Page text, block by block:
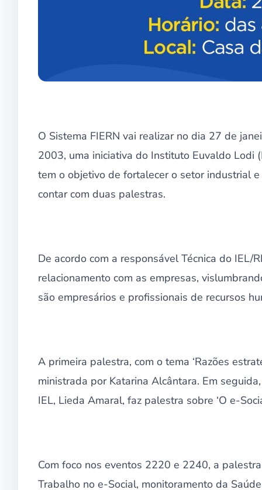
O Sistema FIERN vai realizar no dia 27 de
2003, uma iniciativa do Instituto Euvaldo Lodi
tem o objetivo de fortalecer o setor industrial
contar com duas palestras.
De acordo com a responsável Técnica do IEL/
relacionamento com as empresas,
são empresários e profissionais de recursos
A primeira palestra, com o tema ‘Razões
ministrada por Katarina Alcântara. Em
IEL, Lieda Amaral, faz palestra sobre ‘O e-
Com foco nos eventos 2220 e 2240, a
Trabalho no e-Social, monitoramento da